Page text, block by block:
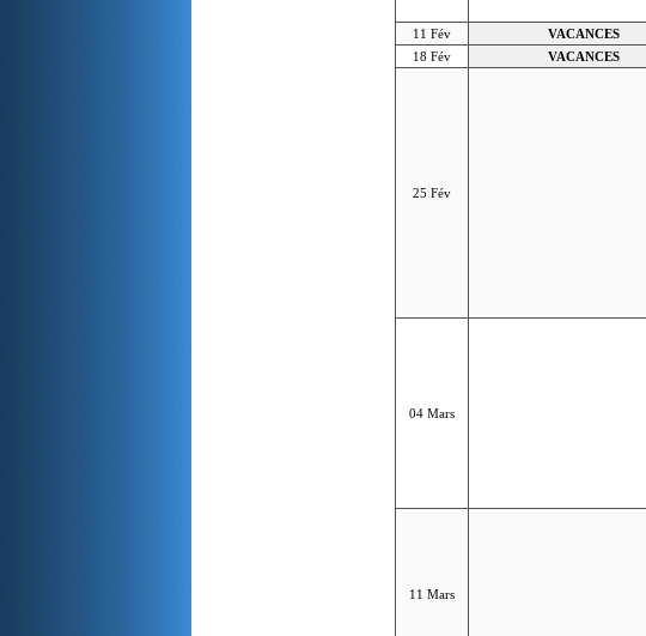
11 Fév VACANCES
18 Fév
VACANCES
25 Fév
04 Mars
11 Mars